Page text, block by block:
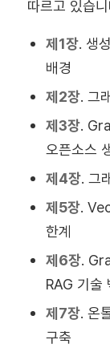
따르고 있습
제1장. 생
배경
제2장. 그
제3장.
오픈소스
제4장. 그
제5장.
한계
제6장.
RAG 기술
제7장. 온
구축